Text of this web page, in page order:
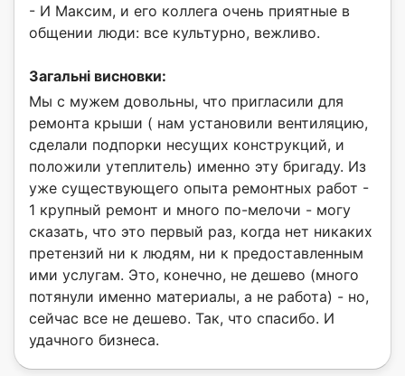
- И Максим, и его коллега очень приятные в
общении люди: все культурно, вежливо.
Загальні висновки:
Мы с мужем довольны, что пригласили для
ремонта крыши ( нам установили вентиляцию,
сделали подпорки несущих конструкций, и
положили утеплитель) именно эту бригаду. Из
уже существующего опыта ремонтных работ -
1 крупный ремонт и много по-мелочи - могу
сказать, что это первый раз, когда нет никаких
претензий ни к людям, ни к предоставленным
ими услугам. Это, конечно, не дешево (много
потянули именно материалы, а не работа) - но,
сейчас все не дешево. Так, что спасибо. И
удачного бизнеса.